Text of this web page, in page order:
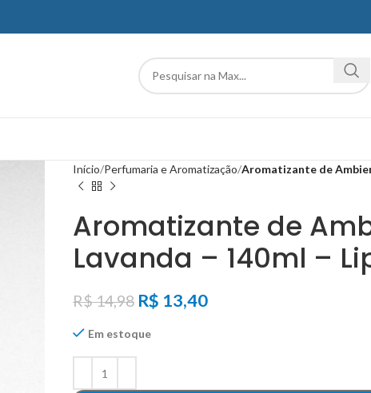
Início Perfumaria e Aromatização Aromatizante de
Aromatizante de
Lavanda – 140ml –
R$14,98 R$ 13,40
Em estoque